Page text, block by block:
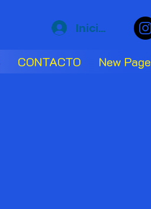
CONTACTO New Page
Iniciar sesión